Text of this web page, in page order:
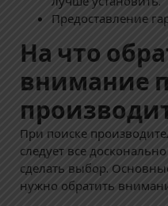
Предоставление
На что
внимание
При поиске
следует все
сделать выбор.
нужно обратить